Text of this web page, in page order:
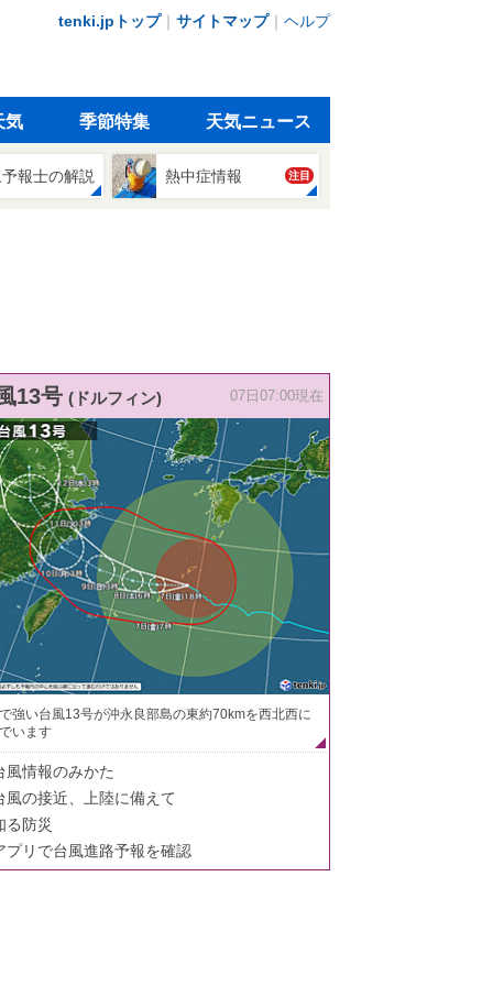
tenki.jpトップ｜ サイトマップ｜ ヘルプ
気 季節特集 天気ニュース
報士の解説 熱中症情報 注目
13号 (ドルフィン) 07日07:00現在
強い台風13号が沖永良部島の東約70kmを西北西に
います
風情報のみかた
風の接近、上陸に備えて
る防災
プリで台風進路予報を確認